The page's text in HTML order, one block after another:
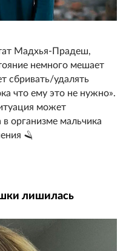
Мадхья-Прадеш,
немного мешает
сбривать/удалять
что ему это не нужно».
может
в организме мальчика
🪒
лишилась